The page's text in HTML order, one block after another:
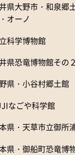
県大野市・和泉
オーノ
学博物館
県恐竜博物館その２
県・小谷村郷土館
なごや科学館
県・天草市立御所
県・御船町恐竜博